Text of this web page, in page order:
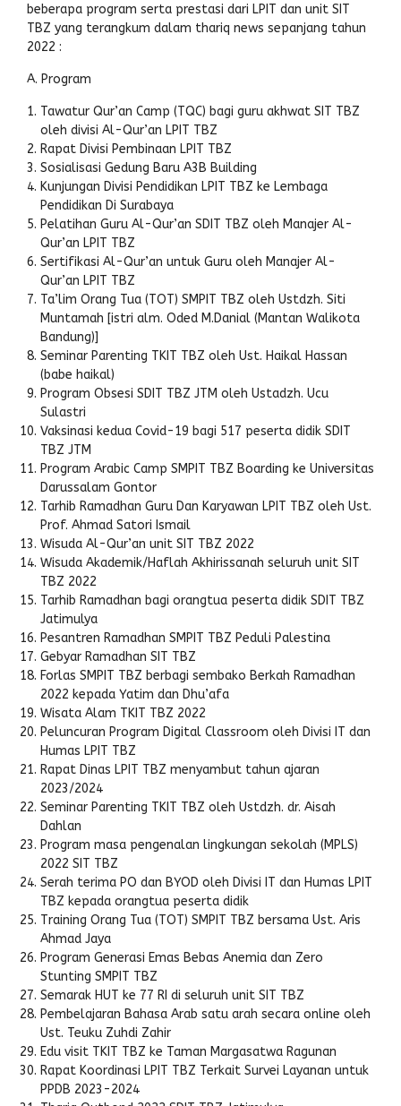
beberapa program serta prestasi dari LPIT dan unit SIT
TBZ yang terangkum dalam thariq news sepanjang tahun
2022 :
A. Program
Tawatur Qur’an Camp (TQC) bagi guru akhwat SIT TBZ
oleh divisi Al-Qur’an LPIT TBZ
Rapat Divisi Pembinaan LPIT TBZ
Sosialisasi Gedung Baru A3B Building
Kunjungan Divisi Pendidikan LPIT TBZ ke Lembaga
Pendidikan Di Surabaya
Pelatihan Guru Al-Qur’an SDIT TBZ oleh Manajer Al-
Qur’an LPIT TBZ
Sertifikasi Al-Qur’an untuk Guru oleh Manajer Al-
Qur’an LPIT TBZ
Ta’lim Orang Tua (TOT) SMPIT TBZ oleh Ustdzh. Siti
Muntamah [istri alm. Oded M.Danial (Mantan Walikota
Bandung)]
Seminar Parenting TKIT TBZ oleh Ust. Haikal Hassan
(babe haikal)
Program Obsesi SDIT TBZ JTM oleh Ustadzh. Ucu
Sulastri
Vaksinasi kedua Covid-19 bagi 517 peserta didik SDIT
TBZ JTM
Program Arabic Camp SMPIT TBZ Boarding ke Universitas
Darussalam Gontor
Tarhib Ramadhan Guru Dan Karyawan LPIT TBZ oleh Ust.
Prof. Ahmad Satori Ismail
Wisuda Al-Qur’an unit SIT TBZ 2022
Wisuda Akademik/Haflah Akhirissanah seluruh unit SIT
TBZ 2022
Tarhib Ramadhan bagi orangtua peserta didik SDIT TBZ
Jatimulya
Pesantren Ramadhan SMPIT TBZ Peduli Palestina
Gebyar Ramadhan SIT TBZ
Forlas SMPIT TBZ berbagi sembako Berkah Ramadhan
2022 kepada Yatim dan Dhu’afa
Wisata Alam TKIT TBZ 2022
Peluncuran Program Digital Classroom oleh Divisi IT dan
Humas LPIT TBZ
Rapat Dinas LPIT TBZ menyambut tahun ajaran
2023/2024
Seminar Parenting TKIT TBZ oleh Ustdzh. dr. Aisah
Dahlan
Program masa pengenalan lingkungan sekolah (MPLS)
2022 SIT TBZ
Serah terima PO dan BYOD oleh Divisi IT dan Humas LPIT
TBZ kepada orangtua peserta didik
Training Orang Tua (TOT) SMPIT TBZ bersama Ust. Aris
Ahmad Jaya
Program Generasi Emas Bebas Anemia dan Zero
Stunting SMPIT TBZ
Semarak HUT ke 77 RI di seluruh unit SIT TBZ
Pembelajaran Bahasa Arab satu arah secara online oleh
Ust. Teuku Zuhdi Zahir
Edu visit TKIT TBZ ke Taman Margasatwa Ragunan
Rapat Koordinasi LPIT TBZ Terkait Survei Layanan untuk
PPDB 2023-2024